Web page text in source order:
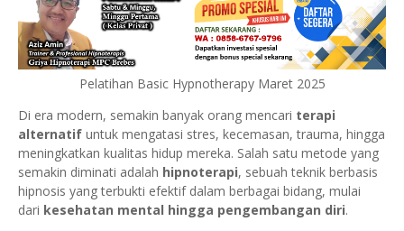
Pelatihan Basic Hypnotherapy Maret 2025
Di era modern, semakin banyak orang mencari terapi
alternatif untuk mengatasi stres, kecemasan, trauma, hingga
meningkatkan kualitas hidup mereka. Salah satu metode yang
semakin diminati adalah hipnoterapi, sebuah teknik berbasis
hipnosis yang terbukti efektif dalam berbagai bidang, mulai
dari kesehatan mental hingga pengembangan diri.